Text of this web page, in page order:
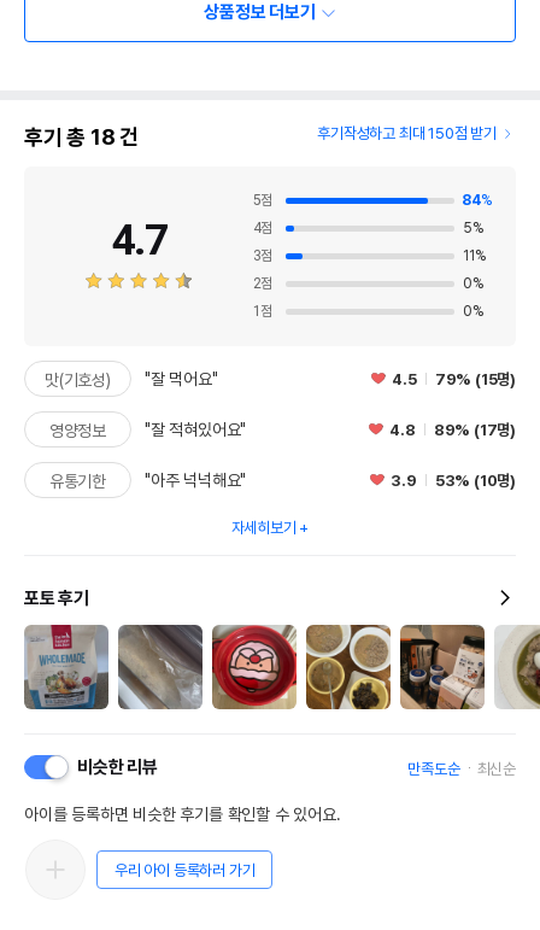
상품정보 더보기
후기 총 18건 후기작성하고 최대 150점 받기
4.7
5점 84%
4점 5%
3점 11 %
2점 0%
1 점 0%
맛(기호성) "잘 먹어요" 4.5 79% (15명)
영양정보 "잘 적혀있어요" 4.8 89% (17명)
유통기한 "아주 넉넉해요" 3.9 53% (10명)
자세히보기
포토 후기
비슷한 리뷰 만족도순 최신순
아이를 등록하면 비슷한 후기를 확인할 수 있어요.
우리 아이 등록하러 가기